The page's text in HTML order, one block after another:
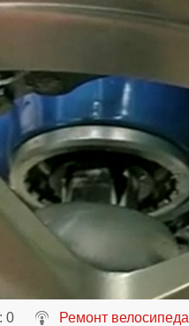
: 0 Ремонт велосипеда